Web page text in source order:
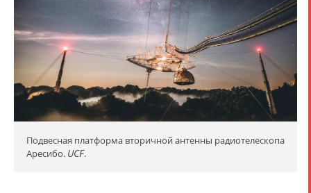
Подвесная платформа вторичной антенны радиотелескопа
Аресибо. UCF.